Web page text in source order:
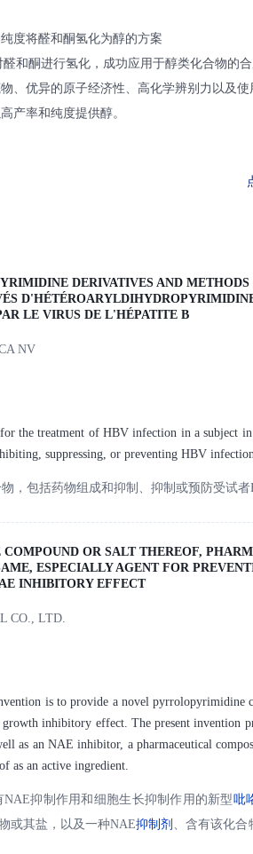
度将醛和酮氢化为醇的方案
和酮进行氢化，成功应用于醇类化合物的
、优异的原子经济性、高化学辨别力以及使
产率和纯度提供醇。
DERIVATIVES AND
LE VIRUS DE L'HÉPATITE B
NV
the treatment of HBV infection in a subject
suppressing, or preventing HBV
，包括药物组成和抑制、抑制或预防受试者
OR SALT THEREOF,
ESPECIALLY AGENT FOR
INHIBITORY EFFECT
CO., LTD.
is to provide a novel pyrrolopyrimidine
inhibitory effect. The present invention
as an NAE inhibitor, a pharmaceutical
as an active ingredient.
抑制作用和细胞生长抑制作用的新型吡
或其盐，以及一种NAE抑制剂 、含有该化合